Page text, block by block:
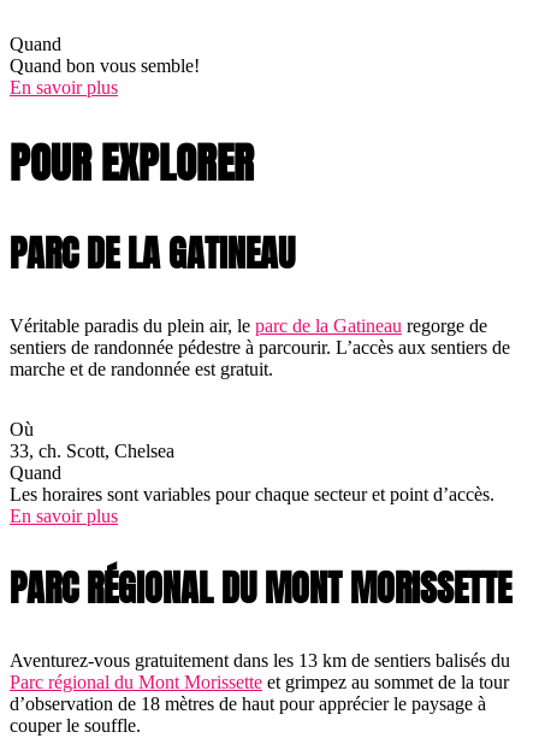
Quand
Quand bon vous semble!
En savoir plus
POUR EXPLORER
PARC DE LA GATINEAU
Véritable paradis du plein air, le parc de la Gatineau regorge de
sentiers de randonnée pédestre à parcourir. L’accès aux sentiers de
marche et de randonnée est gratuit.
Où
33, ch. Scott, Chelsea
Quand
Les horaires sont variables pour chaque secteur et point d’accès.
En savoir plus
PARC RÉGIONAL DU MONT MORISSETTE
Aventurez-vous gratuitement dans les 13 km de sentiers balisés du
Parc régional du Mont Morissette et grimpez au sommet de la tour
d’observation de 18 mètres de haut pour apprécier le paysage à
couper le souffle.